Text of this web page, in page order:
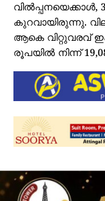
കുറവായിരുന്നു.
ആകെ വിറ്റുവരവ്
രൂപയില്‍ നിന്ന്